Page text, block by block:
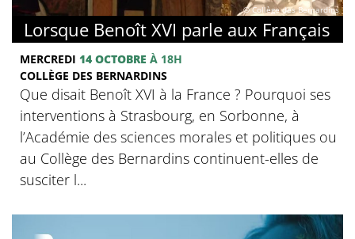
© Collège des Bernardins
Lorsque Benoît XVI parle aux Français
MERCREDI 14 OCTOBRE À 18H
COLLÈGE DES BERNARDINS
Que disait Benoît XVI à la France ? Pourquoi ses
interventions à Strasbourg, en Sorbonne, à
l’Académie des sciences morales et politiques ou
au Collège des Bernardins continuent-elles de
susciter l...